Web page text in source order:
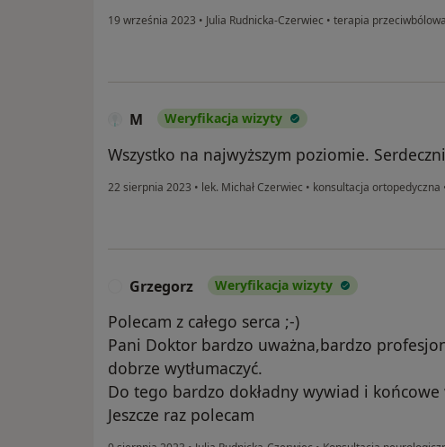
19 września 2023 • Julia Rudnicka-Czerwiec • terapia przeciwbólowa
M Weryfikacja wizyty
Wszystko na najwyższym poziomie.
22 sierpnia 2023 • lek. Michał Czerwiec • konsultacja ortopedyczna
Grzegorz Weryfikacja wizyty
Polecam z całego serca ;-)
Pani Doktor bardzo uważna,bardzo
dobrze wytłumaczyć.
Do tego bardzo dokładny wywiad i
Jeszcze raz polecam